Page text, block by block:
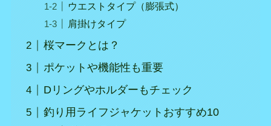
ウエストタイプ（膨張式）
肩掛けタイプ
桜マークとは？
ポケットや機能性も重要
Dリングやホルダーもチェック
釣り用ライフジャケットおすすめ10